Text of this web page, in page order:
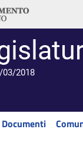
03/2018
Documenti